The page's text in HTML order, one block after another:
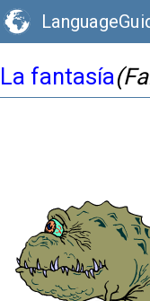
La fantasía